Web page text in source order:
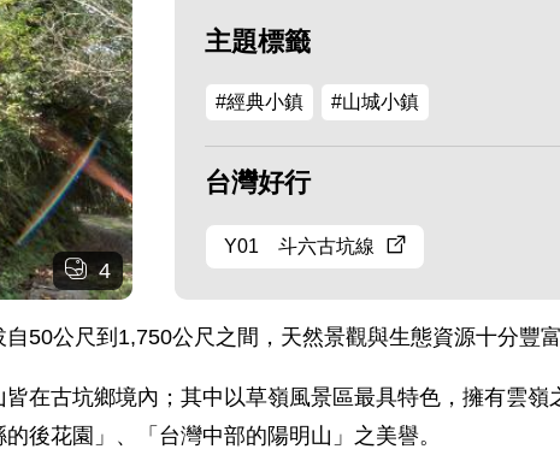
4
主題標籤
#經典小鎮 #山城小鎮
台灣好行
Y01 斗六古坑線
50公尺到1,750公尺之間，天然景觀與生態資源十分豐
在古坑鄉境內；其中以草嶺風景區最具特色，擁有雲嶺
後花園」、「台灣中部的陽明山」之美譽。